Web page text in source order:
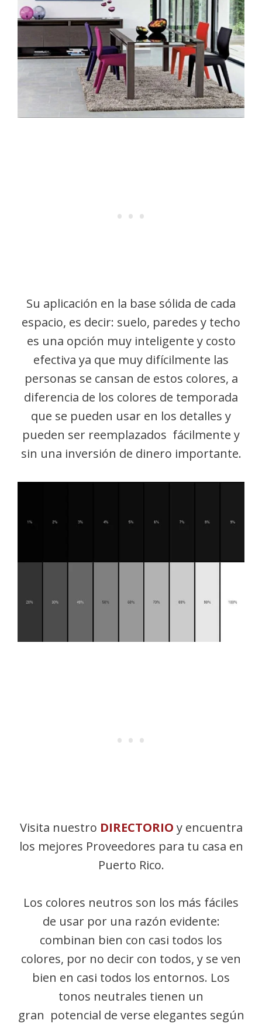
Su aplicación en la base sólida de cada
espacio, es decir: suelo, paredes y techo
es una opción muy inteligente y costo
efectiva ya que muy difícilmente las
personas se cansan de estos colores, a
diferencia de los colores de temporada
que se pueden usar en los detalles y
pueden ser reemplazados fácilmente y
sin una inversión de dinero importante.
Visita nuestro DIRECTORIO y encuentra
los mejores Proveedores para tu casa en
Puerto Rico.
Los colores neutros son los más fáciles
de usar por una razón evidente:
combinan bien con casi todos los
colores, por no decir con todos, y se ven
bien en casi todos los entornos. Los
tonos neutrales tienen un
gran potencial de verse elegantes según